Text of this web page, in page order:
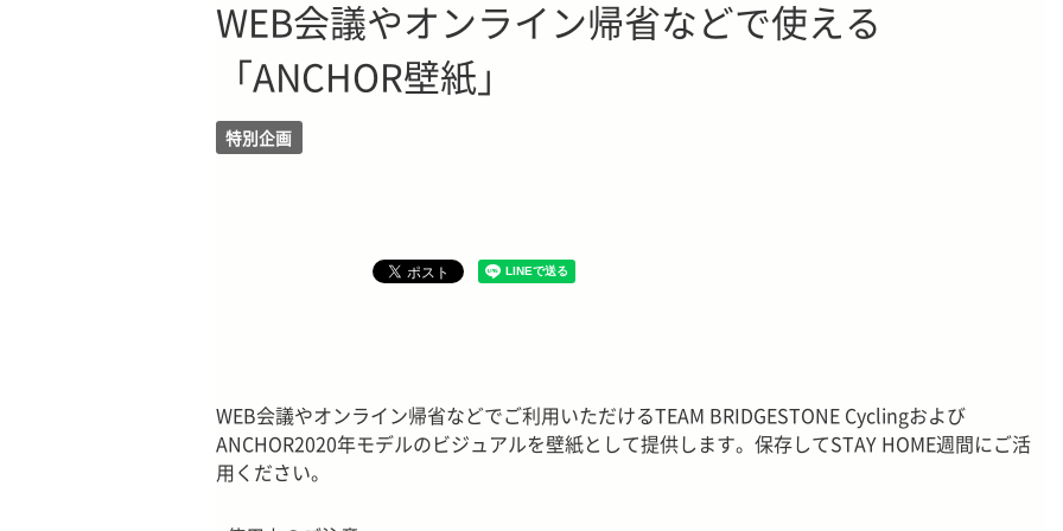
WEB会議やオンライン帰省などで使える
「ANCHOR壁紙」
特別企画
WEB会議やオンライン帰省などでご利用いただけるTEAM BRIDGESTONE Cyclingおよび
ANCHOR2020年モデルのビジュアルを壁紙として提供します。保存してSTAY HOME週間にご活
用ください。